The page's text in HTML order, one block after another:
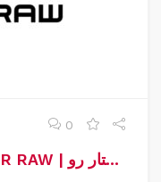
0
كود خصم جي ستار رو | G-STAR RAW | كوبون خصم جي ستار رو